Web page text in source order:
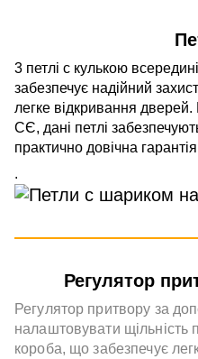
3 петлі c кулькою
забезпечує надійний
легке відкривання дверей.
СЄ, дані петлі
практично довічна
.
Регулятор
Регулятор притвору за
налаштовувати щільність
короба, що забезпечує